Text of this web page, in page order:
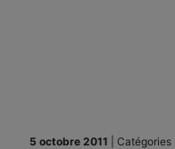
5 octobre 2011 Catégories